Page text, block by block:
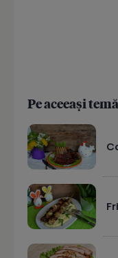
Pe aceeași